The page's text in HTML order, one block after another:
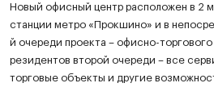
Новый офисный центр расположен в 2
станции метро «Прокшино» и в
й очереди проекта – офисно-
резидентов второй очереди – все
торговые объекты и другие